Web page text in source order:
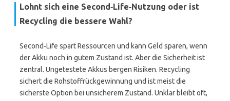
Lohnt sich eine Second‑Life‑Nutzung oder ist
Recycling die bessere Wahl?
Second‑Life spart Ressourcen und kann Geld sparen, wenn
der Akku noch in gutem Zustand ist. Aber die Sicherheit ist
zentral. Ungetestete Akkus bergen Risiken. Recycling
sichert die Rohstoffrückgewinnung und ist meist die
sicherste Option bei unsicherem Zustand. Unklar bleibt oft,